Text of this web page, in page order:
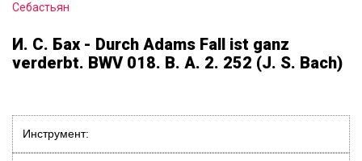
Себастьян
И. С. Бах - Durch Adams Fall ist ganz
verderbt. BWV 018. B. A. 2. 252 (J. S. Bach)
Инструмент: